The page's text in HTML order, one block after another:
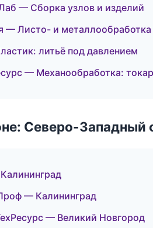
— Сборка узлов и изделий
— Листо- и металлообработка
литьё под давлением
— Механообработка:
Северо-Западный
— Калининград
— Великий Новгород